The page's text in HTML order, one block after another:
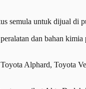
semula untuk dijual di
dan bahan
Alphard, Toyota